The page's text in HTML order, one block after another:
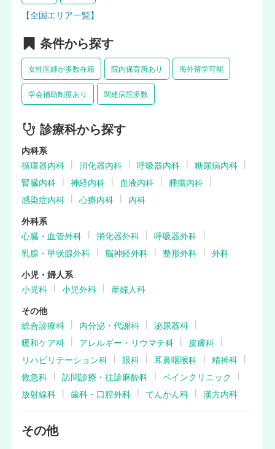
【全国エリア一覧】
条件から探す
女性医師が多数在籍 院内保育所あり 海外留学可能
学会補助制度あり 関連病院多数
診療科から探す
内科系
循環器内科
消化器内科 呼吸器内科
糖尿病内科
腎臓内科
神経内科 血液内科
腫瘍内科
感染症内科
心療内科
内科
外科系
心臓・血管外科
消化器外科
呼吸器外科
乳腺・甲状腺外科
脳神経外科 整形外科
外科
小児・婦人系
小児科
小児外科
産婦人科
その他
総合診療科
内分泌・代謝科
泌尿器科
暖和ケア科
アレルギー・リウマチ科
皮膚科
リハビリテーション科
眼科 耳鼻咽喉科
精神科
救急科
訪問診療・往診麻酔科
ペインクリニック
放射線科
歯科・口腔外科 てんかん科 漢方内科
その他